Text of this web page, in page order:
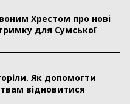
Хрестом про нові
для Сумської
Як допомогти
відновитися